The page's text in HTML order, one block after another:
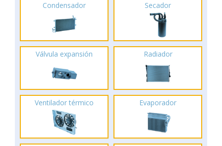
Condensador Secador
Válvula expansión Radiador
Ventilador térmico Evaporador